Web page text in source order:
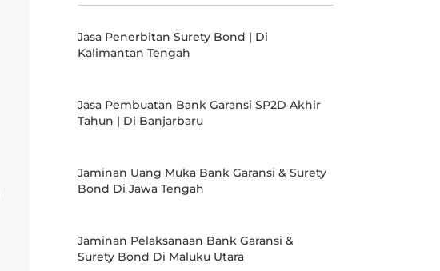
Jasa Penerbitan Surety Bond | Di
Kalimantan Tengah
Jasa Pembuatan Bank Garansi SP2D Akhir
Tahun | Di Banjarbaru
Jaminan Uang Muka Bank Garansi & Surety
Bond Di Jawa Tengah
Jaminan Pelaksanaan Bank Garansi &
Surety Bond Di Maluku Utara